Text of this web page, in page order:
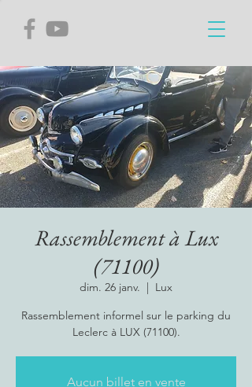
Rassemblement à Lux
(71100)
dim. 26 janv.
  |
Lux
Rassemblement informel sur le parking du
Leclerc à LUX (71100).
Aucun billet en vente